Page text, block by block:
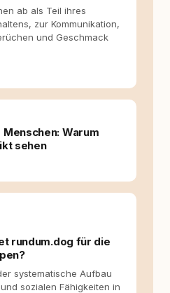
bessere Entscheidungen –
das beiden guttut.
ab als Teil ihres
zur Kommunikation,
und Geschmack
Warum
sehen
rundum.dog für die
systematische Aufbau
sozialen Fähigkeiten in